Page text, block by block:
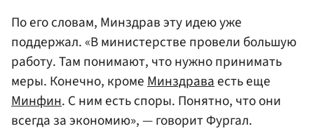
По его словам, Минздрав эту идею уже
поддержал. «В министерстве провели большую
работу. Там понимают, что нужно принимать
меры. Конечно, кромеМинздраваесть еще
Минфин. С ним есть споры. Понятно, что они
всегда за экономию», — говорит Фургал.